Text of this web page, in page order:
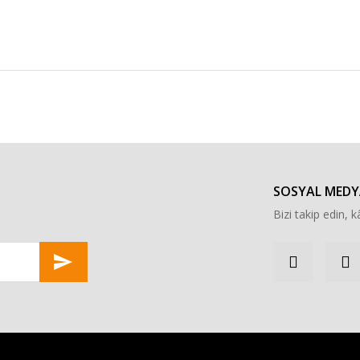
SOSYAL
Bizi takip edin,